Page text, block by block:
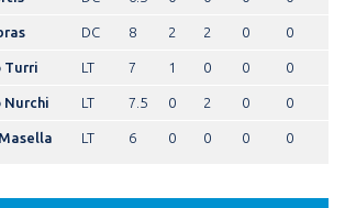
DC 8 2 2 0 0
Turri LT 7 1 0 0 0
Nurchi LT 7.5 0 2 0 0
LT 6 0 0 0 0